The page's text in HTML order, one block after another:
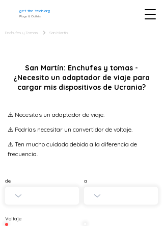
get-the-tech.org
Plugs & Outlets
Enchufes y Tomas San Martín
San Martín: Enchufes y tomas -
¿Necesito un adaptador de viaje para
cargar mis dispositivos de Ucrania?
⚠️ Necesitas un adaptador de viaje.
⚠️ Podrías necesitar un convertidor de voltaje.
⚠️ Ten mucho cuidado debido a la diferencia de
frecuencia.
de a
Voltaje